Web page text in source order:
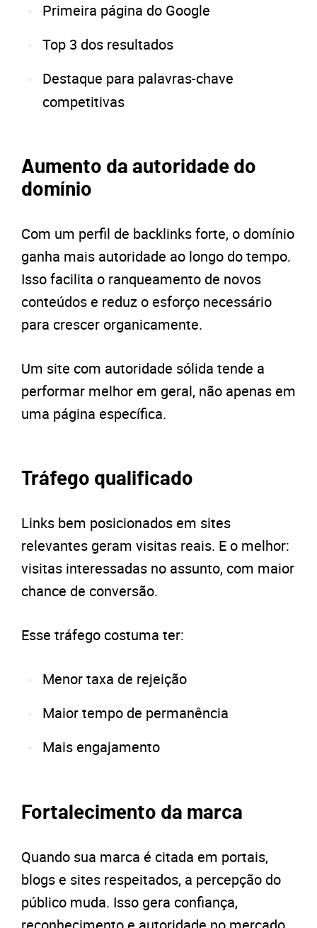
Primeira página do Google
Top 3 dos resultados
Destaque para palavras-chave
competitivas
Aumento da autoridade do
domínio
Com um perfil de backlinks forte, o domínio
ganha mais autoridade ao longo do tempo.
Isso facilita o ranqueamento de novos
conteúdos e reduz o esforço necessário
para crescer organicamente.
Um site com autoridade sólida tende a
performar melhor em geral, não apenas em
uma página específica.
Tráfego qualificado
Links bem posicionados em sites
relevantes geram visitas reais. E o melhor:
visitas interessadas no assunto, com maior
chance de conversão.
Esse tráfego costuma ter:
Menor taxa de rejeição
Maior tempo de permanência
Mais engajamento
Fortalecimento da marca
Quando sua marca é citada em portais,
blogs e sites respeitados, a percepção do
público muda. Isso gera confiança,